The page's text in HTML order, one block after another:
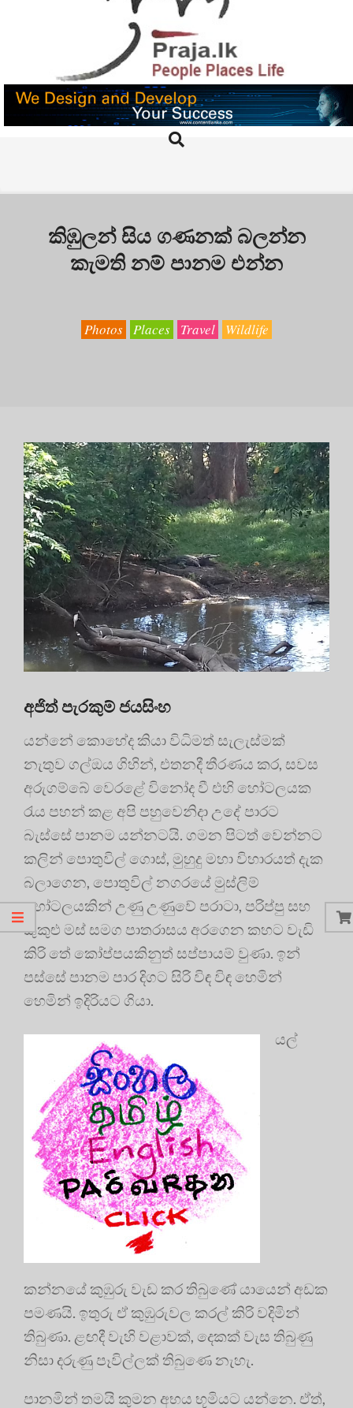
PRAJA.LK
Search
කිඹුලන් සිය ගණනක් බලන්න
කැමති නම් පානම එන්න
Photos Places Travel Wildlife
අජිත් පැරකුම් ජයසිංහ
යන්නේ කොහේද කියා විධිමත් සැලැස්මක්
නැතුව ගල්ඔය ගිහින්, එතනදී තීරණය කර, සවස
අරුගම්බේ වෙරළේ විනෝද වී එහි හෝටලයක
රැය පහන් කළ අපි පහුවෙනිදා උදේ පාරට
බැස්සේ පානම යන්නටයි. ගමන පිටත් වෙන්නට
කලින් පොතුවිල් ගොස්, මුහුදු මහා විහාරයත් දැක
බලාගෙන, පොතුවිල් නගරයේ මුස්ලිම්
හෝටලයකින් උණු උණුවේ පරාටා, පරිප්පු සහ
කුකුළු මස් සමග පාතරාසය අරගෙන කහට වැඩි
කිරි තේ කෝප්පයකිනුත් සප්පායම් වුණා. ඉන්
පස්සේ පානම පාර දිගට සිරි විඳ විඳ හෙමින්
හෙමින් ඉදිරියට ගියා.
යල්
කන්නයේ කුඹුරු වැඩ කර තිබුණේ යායෙන් අඩක
පමණයි. ඉතුරු ඒ කුඹුරුවල කරල් කිරි වදිමින්
තිබුණා. ළඟදී වැහි වළාවක්, දෙකක් වැස තිබුණු
නිසා දරුණු පෑවිල්ලක් තිබුණෙ නැහැ.
පානමින් තමයි කුමන අභය භූමියට යන්නෙ. ඒත්,